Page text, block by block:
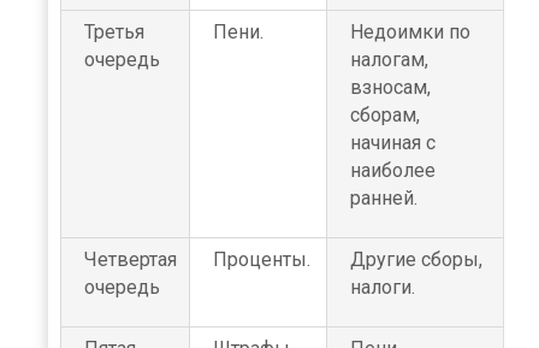
Третья
очередь
Пени.
Недоимки по
налогам,
взносам,
сборам,
начиная с
наиболее
ранней.
Четвертая
очередь
Проценты.
Другие сборы,
налоги.